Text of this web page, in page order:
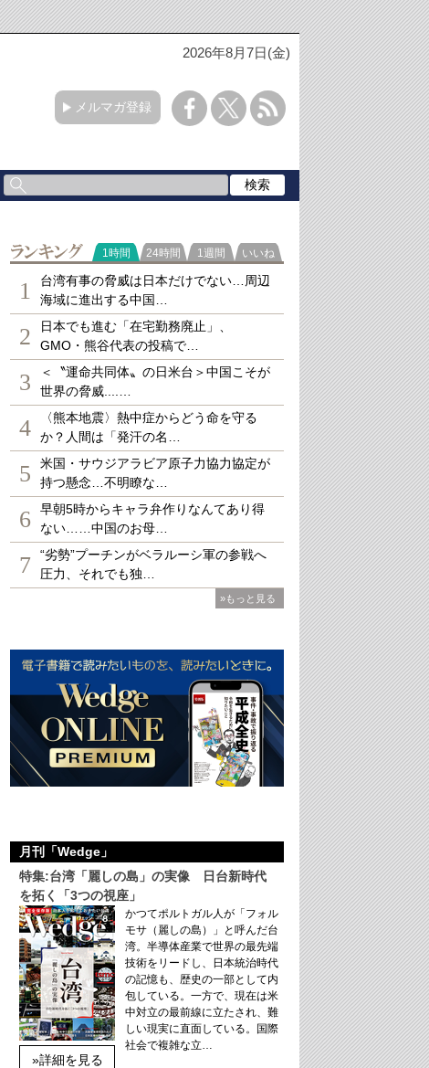
2026年8月7日(金)
メルマガ登録
ランキング
1時間 24時間 1週間 いいね
1
台湾有事の脅威は日本だけでない…周辺
海域に進出する中国…
2
日本でも進む「在宅勤務廃止」、
GMO・熊谷代表の投稿で…
3
＜〝運命共同体〟の日米台＞中国こそが
世界の脅威....…
4
〈熊本地震〉熱中症からどう命を守る
か？人間は「発汗の名…
5
米国・サウジアラビア原子力協力協定が
持つ懸念…不明瞭な…
6
早朝5時からキャラ弁作りなんてあり得
ない……中国のお母…
7
“劣勢”プーチンがベラルーシ軍の参戦へ
圧力、それでも独…
»もっと見る
月刊「Wedge」
特集:台湾「麗しの島」の実像 日台新時代
を拓く「3つの視座」
»詳細を見る
かつてポルトガル人が「フォル
モサ（麗しの島）」と呼んだ台
湾。半導体産業で世界の最先端
技術をリードし、日本統治時代
の記憶も、歴史の一部として内
包している。一方で、現在は米
中対立の最前線に立たされ、難
しい現実に直面している。国際
社会で複雑な立…